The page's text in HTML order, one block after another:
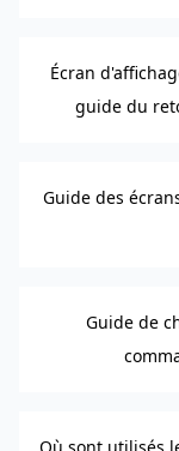
Écran
guide du
Guide des
Guide de